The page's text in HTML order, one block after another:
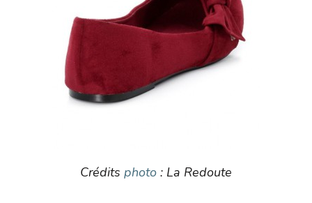
Crédits photo : La Redoute